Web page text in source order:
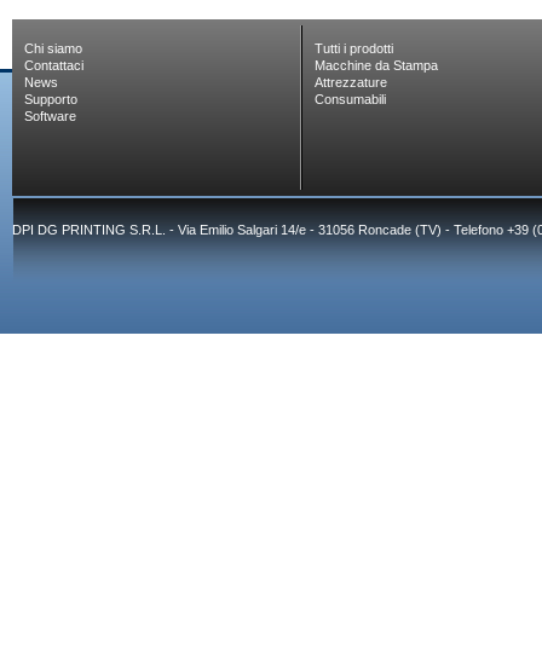
Chi siamo
Contattaci
News
Supporto
Software
Tutti i prodotti
Macchine da Stampa
Attrezzature
Consumabili
DPI DG PRINTING S.R.L. - Via Emilio Salgari 14/e - 31056 Roncade (TV) - Telefono